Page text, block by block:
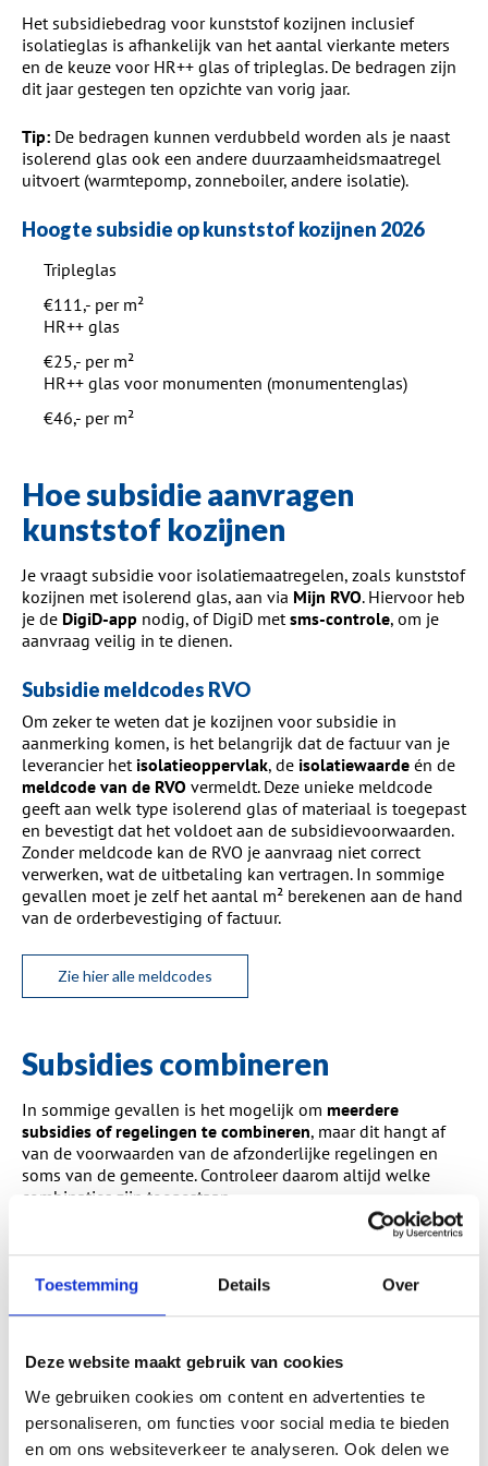
Toestemming Details Over
Deze website maakt gebruik van cookies
We gebruiken cookies om content en advertenties te
personaliseren, om functies voor social media te bieden
en om ons websiteverkeer te analyseren. Ook delen we
Het subsidiebedrag voor kunststof kozijnen inclusief
isolatieglas is afhankelijk van het aantal vierkante meters
en de keuze voor HR++ glas of tripleglas. De bedragen zijn
dit jaar gestegen ten opzichte van vorig jaar.
Tip: De bedragen kunnen verdubbeld worden als je naast
isolerend glas ook een andere duurzaamheidsmaatregel
uitvoert (warmtepomp, zonneboiler, andere isolatie).
Hoogte subsidie op kunststof kozijnen 2026
Tripleglas
€111,- per m²
HR++ glas
€25,- per m²
HR++ glas voor monumenten (monumentenglas)
€46,- per m²
Hoe subsidie aanvragen
kunststof kozijnen
Je vraagt subsidie voor isolatiemaatregelen, zoals kunststof
kozijnen met isolerend glas, aan via Mijn RVO. Hiervoor heb
je de DigiD-app nodig, of DigiD metsms-controle, om je
aanvraag veilig in te dienen.
Subsidie meldcodes RVO
Om zeker te weten dat je kozijnen voor subsidie in
aanmerking komen, is het belangrijk dat de factuur van je
leverancier het isolatieoppervlak, de isolatiewaarde én de
meldcode van de RVO vermeldt. Deze unieke meldcode
geeft aan welk type isolerend glas of materiaal is toegepast
en bevestigt dat het voldoet aan de subsidievoorwaarden.
Zonder meldcode kan de RVO je aanvraag niet correct
verwerken, wat de uitbetaling kan vertragen. In sommige
gevallen moet je zelf het aantal m² berekenen aan de hand
van de orderbevestiging of factuur.
Zie hier alle meldcodes
Subsidies combineren
In sommige gevallen is het mogelijk om meerdere
subsidies of regelingen te combineren, maar dit hangt af
van de voorwaarden van de afzonderlijke regelingen en
soms van de gemeente. Controleer daarom altijd welke
combinaties zijn toegestaan.
Duur aanvraag
Na het indienen van je subsidieaanvraag bij de RVO kun je
doorgaansbinnen enkele weken tot enkele maandeneen
de drukte bij de RVO en de volledigheid van je aanvraag.
isolerende glas vermeld staat, verloopt de beoordeling
meestal sneller.